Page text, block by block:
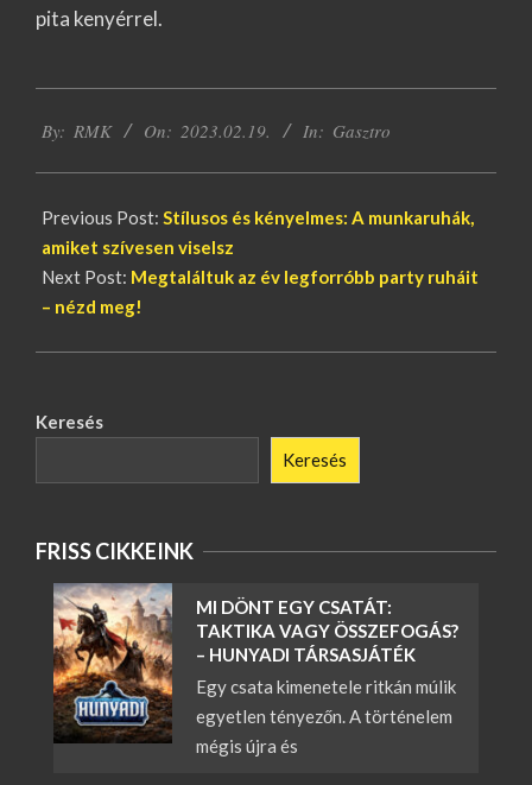
pita kenyérrel.
02-
By: RMK On: 2023.02.19. In: Gasztro
Previous Post: Stílusos és kényelmes: A munkaruhák,
amiket szívesen viselsz
Next Post: Megtaláltuk az év legforróbb party ruháit
– nézd meg!
Keresés
Keresés
FRISS CIKKEINK
MI DÖNT EGY CSATÁT:
TAKTIKA VAGY ÖSSZEFOGÁS?
– HUNYADI TÁRSASJÁTÉK
Egy csata kimenetele ritkán múlik
egyetlen tényezőn. A történelem
mégis újra és